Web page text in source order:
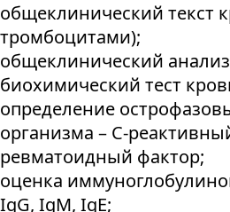
общеклинический текст
тромбоцитами);
общеклинический
биохимический тест
определение
организма – С-
ревматоидный фактор;
оценка
IgG, IgМ, IgЕ;